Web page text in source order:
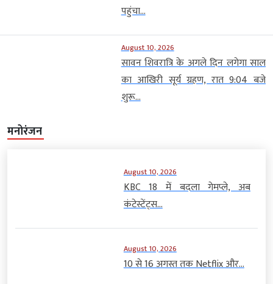
पहुंचा...
August 10, 2026
सावन शिवरात्रि के अगले दिन लगेगा साल
का आखिरी सूर्य ग्रहण, रात 9:04 बजे
शुरू...
मनोरंजन
August 10, 2026
KBC 18 में बदला गेमप्ले, अब
कंटेस्टेंट्स...
August 10, 2026
10 से 16 अगस्त तक Netflix और...